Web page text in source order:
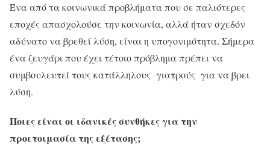
Ένα από τα κοινωνικά προβλήματα που σε παλιότερες
εποχές απασχολούσε την κοινωνία, αλλά ήταν σχεδόν
αδύνατο να βρεθεί λύση, είναι η υπογονιμότητα. Σήμερα
ένα ζευγάρι που έχει τέτοιο πρόβλημα πρέπει να
συμβουλευτεί τoυς κατάλληλους γιατρούς για να βρει
λύση.
Ποιες είναι οι ιδανικές συνθήκες για την
προετοιμασία της εξέτασης;